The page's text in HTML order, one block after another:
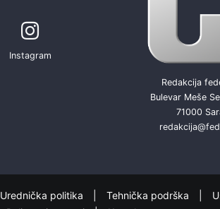
Instagram
Redakcija
Bulevar Meše
71000
Urednička politika Tehnička podrška